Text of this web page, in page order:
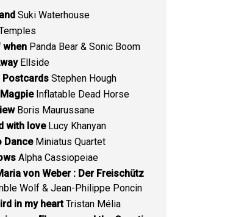
Suki Waterhouse
when Panda Bear & Sonic Boom
Ellside
Postcards Stephen Hough
Inflatable Dead Horse
Boris Maurussane
with loveLucy Khanyan
DanceMiniatus Quartet
Alpha Cassiopeiae
von Weber : Der Freischütz
Wolf & Jean-Philippe Poncin
in my heartTristan Mélia